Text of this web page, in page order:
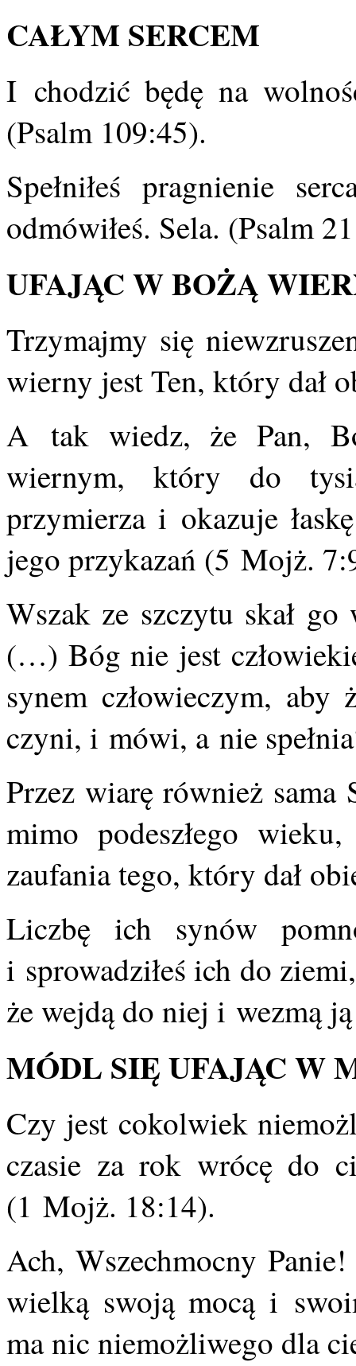
CAŁYM SERCEM
I chodzić będę na
(Psalm 109:45).
Spełniłeś pragnienie
odmówiłeś. Sela. (Psalm
UFAJĄC W BOŻĄ
Trzymajmy się
wierny jest Ten, który dał
A tak wiedz, że Pan,
wiernym, który do
przymierza i okazuje
jego przykazań (5 Mojż.
Wszak ze szczytu skał
(…) Bóg nie jest
synem człowieczym, aby
czyni, i mówi, a nie
Przez wiarę również sama
mimo podeszłego
zaufania tego, który dał
Liczbę ich synów
i sprowadziłeś ich do
że wejdą do niej i wezmą
MÓDL SIĘ UFAJĄC W
Czy jest cokolwiek
czasie za rok wrócę do
(1 Mojż. 18:14).
Ach, Wszechmocny
wielką swoją mocą i
ma nic niemożliwego dla